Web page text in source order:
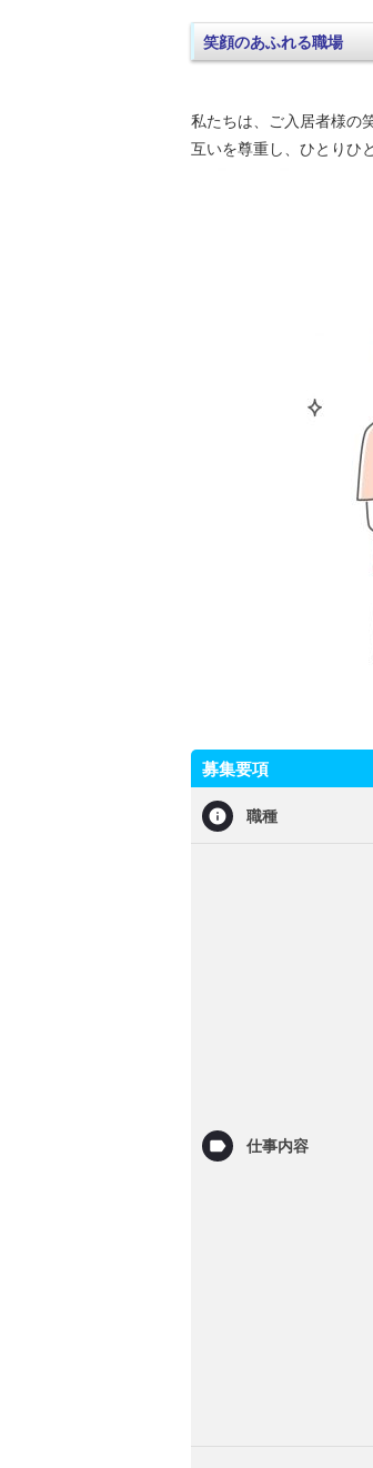
笑顔のあふれる職場
私たちは、ご入居者様の
互いを尊重し、ひとりひ
募集要項
職種
仕事内容